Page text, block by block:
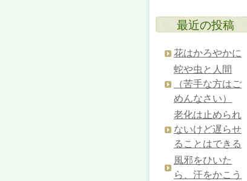
最近の投稿
花はかろやかに
蛇や虫と人間
（苦手な方はご
めんなさい）
老化は止められ
ないけど遅らせ
ることはできる
風邪をひいた
ら、汗をかこう